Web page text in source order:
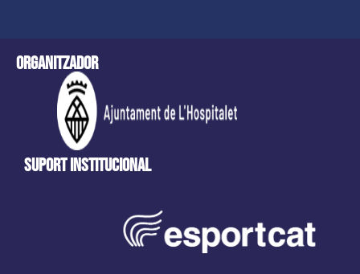
Organitzador
Suport Institucional